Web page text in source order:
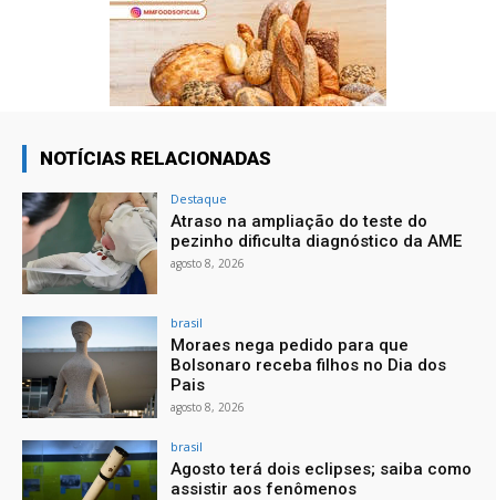
NOTÍCIAS RELACIONADAS
Destaque
Atraso na ampliação do teste do
pezinho dificulta diagnóstico da AME
agosto 8, 2026
brasil
Moraes nega pedido para que
Bolsonaro receba filhos no Dia dos
Pais
agosto 8, 2026
brasil
Agosto terá dois eclipses; saiba como
assistir aos fenômenos